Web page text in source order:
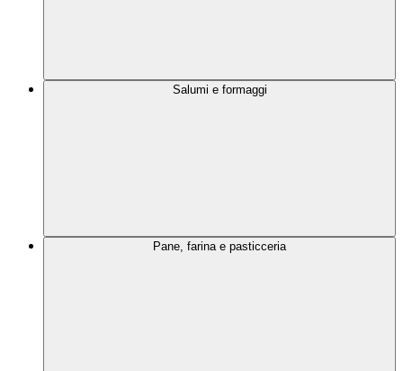
Salumi e formaggi
Pane, farina e pasticceria